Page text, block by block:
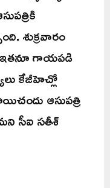
శుక్రవారం
గాయపడి
కేజీహెచ్లో
ఆసుపత్రి
సీఐ సతీశ్